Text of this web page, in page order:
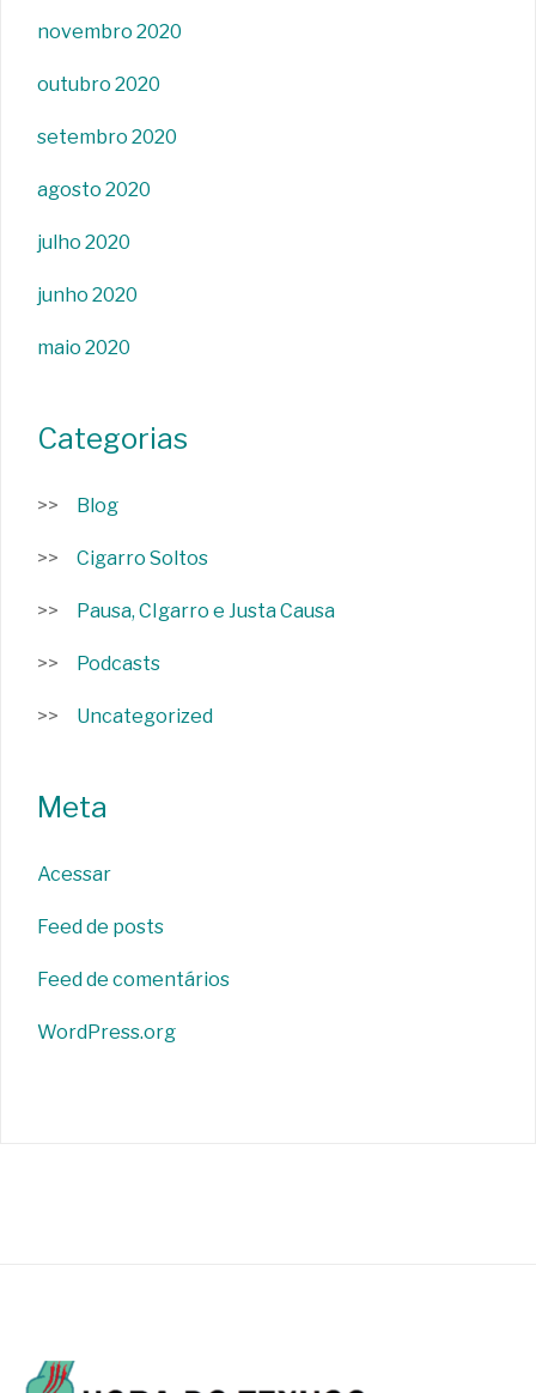
novembro 2020
outubro 2020
setembro 2020
agosto 2020
julho 2020
junho 2020
maio 2020
Categorias
Blog
Cigarro Soltos
Pausa, CIgarro e Justa Causa
Podcasts
Uncategorized
Meta
Acessar
Feed de posts
Feed de comentários
WordPress.org